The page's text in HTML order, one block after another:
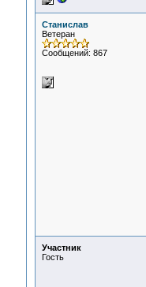
Станислав
Ветеран
Сообщений: 867
Участник
Гость